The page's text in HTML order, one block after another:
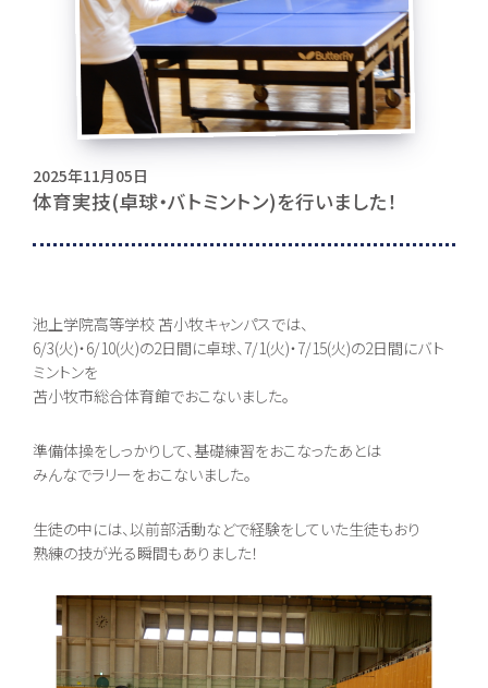
〒062-0903 北海道札幌市豊平区豊平３条５丁目１-３８
訪問者別・
証明書申請
地域キャンパス
コンテンツ
本校について コース紹介
2025年11月05日
体育実技(卓球・バトミントン)を行いました！
池上学院高等学校 苫小牧キャンパスでは、
6/3(火)・6/10(火)の2日間に卓球、7/1(火)・7/15(火)の2日間にバト
ミントンを
苫小牧市総合体育館でおこないました。
準備体操をしっかりして、基礎練習をおこなったあとは
みんなでラリーをおこないました。
生徒の中には、以前部活動などで経験をしていた生徒もおり
熟練の技が光る瞬間もありました！